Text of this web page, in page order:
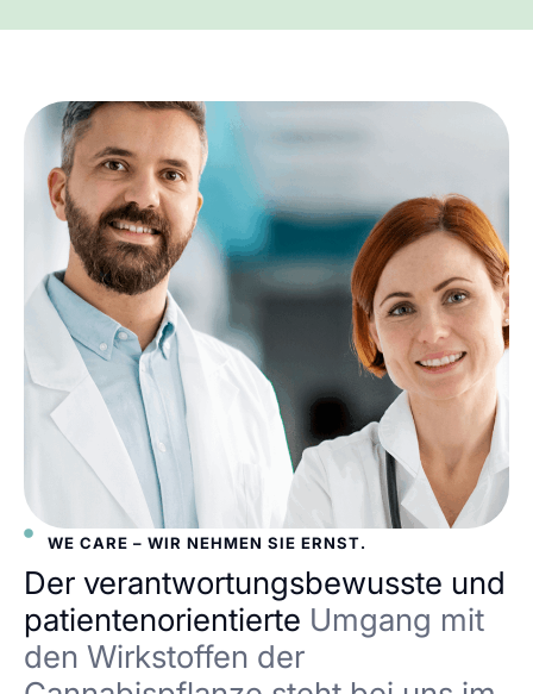
WE CARE – WIR NEHMEN SIE ERNST.
Der verantwortungsbewusste und
patientenorientierte Umgang mit
den Wirkstoffen der